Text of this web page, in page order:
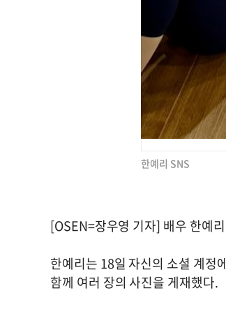
한예리 SNS
[OSEN=장우영 기자] 배우 한예
한예리는 18일 자신의 소셜 계정
함께 여러 장의 사진을 게재했다.